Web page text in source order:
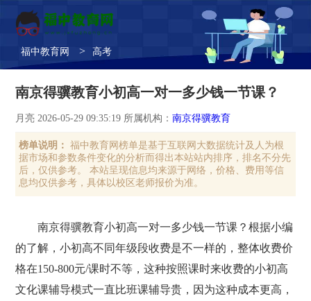
福中教育网 > 高考
南京得骥教育小初高一对一多少钱一节课？
月亮 2026-05-29 09:35:19 所属机构：南京得骥教育
榜单说明：
福中教育网榜单是基于互联网大数据统计及人为根
据市场和参数条件变化的分析而得出本站站内排序，排名不分先
后，仅供参考。 本站呈现信息均来源于网络，价格、费用等信
息均仅供参考，具体以校区老师报价为准。
南京得骥教育小初高一对一多少钱一节课？根据小编
的了解，小初高不同年级段收费是不一样的，整体收费价
格在150-800元/课时不等，这种按照课时来收费的小初高
文化课辅导模式一直比班课辅导贵，因为这种成本更高，